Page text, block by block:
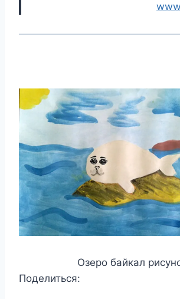
Озеро байкал
Поделиться: